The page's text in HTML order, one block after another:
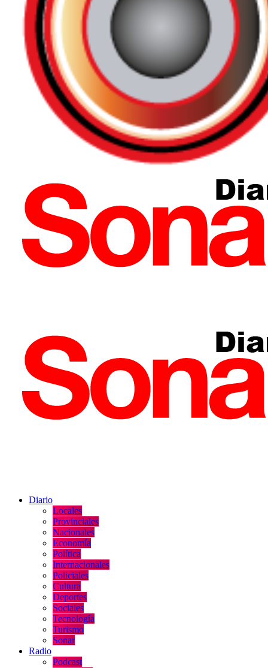
Diario
Locales
Provinciales
Nacionales
Economía
Política
Internacionales
Policiales
Cultura
Deportes
Sociales
Tecnología
Turismo
Sonar
Radio
Podcast